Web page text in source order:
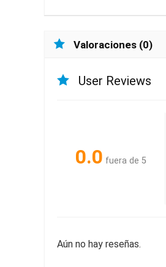
Valoraciones (0)
User Reviews
0.0 fuera de 5
Aún no hay reseñas.